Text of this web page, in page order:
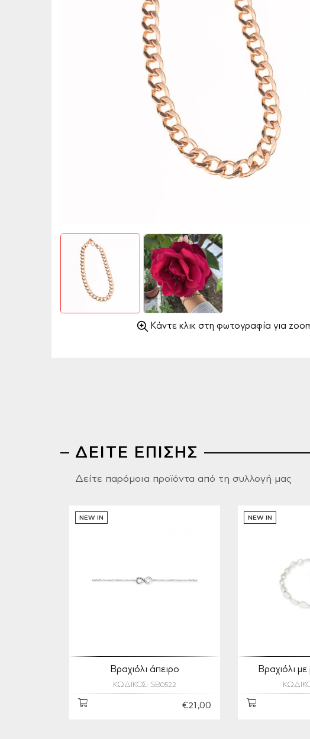
Κάντε κλικ στη φωτογραφία για
ΔΕΙΤΕ ΕΠΙΣΗΣ
Δείτε παρόμοια προϊόντα από τη συλλογή μας
NEW IN
Βραχιόλι άπειρο
ΚΩΔΙΚΟΣ: SB0522
€21,00
NEW IN
Βραχιόλι